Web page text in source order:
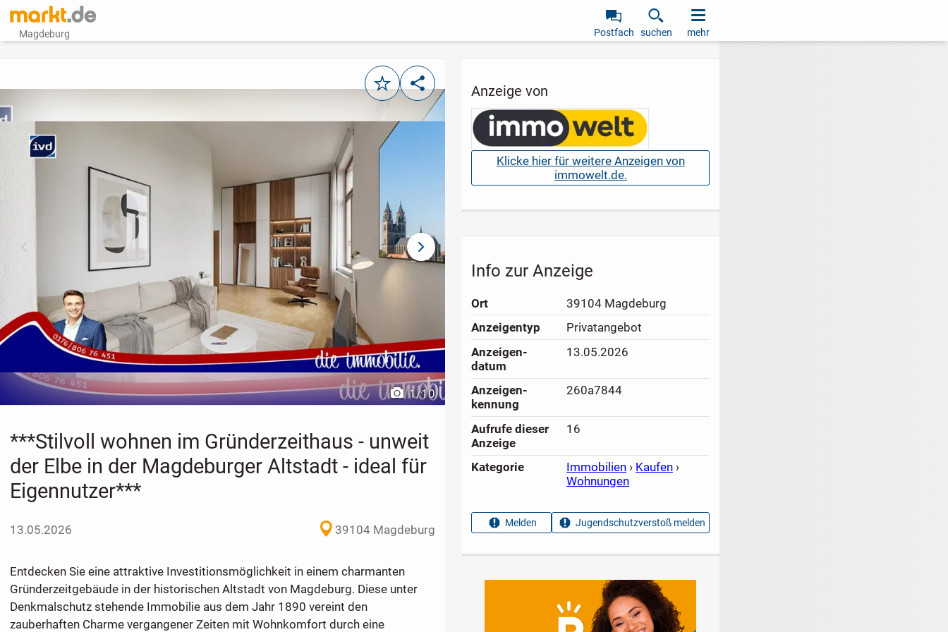
Magdeburg Postfach suchen mehr
MerkenTeilen
vorheriges Bild
1/10
nächstes Bild
***Stilvoll wohnen im Gründerzeithaus - unweit
der Elbe in der Magdeburger Altstadt - ideal für
Eigennutzer***
13.05.2026 39104 Magdeburg
Entdecken Sie eine attraktive Investitionsmöglichkeit in einem charmanten
Gründerzeitgebäude in der historischen Altstadt von Magdeburg. Diese unter
Denkmalschutz stehende Immobilie aus dem Jahr 1890 vereint den
zauberhaften Charme vergangener Zeiten mit Wohnkomfort durch eine
Anzeige von
Klicke hier für weitere Anzeigen von
immowelt.de.
Info zur Anzeige
Ort
39104 Magdeburg
Anzeigen­typ
Privatangebot
Anzeigen­
datum
13.05.2026
Anzeigen­
kennung
260a7844
Aufrufe dieser
Anzeige
16
Kategorie Immobilien › Kaufen ›
Wohnungen
Melden Jugendschutzverstoß melden